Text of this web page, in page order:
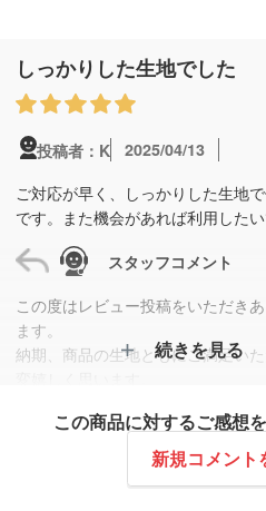
しっかりした生地でした
投稿者：K
2025/04/13
ご対応が早く、しっかりした生地
です。また機会があれば利用したい
スタッフコメント
この度はレビュー投稿をいただき
ます。
納期、商品の生地ともにご満足い
品になることを願っております。
今後もより良い商品をお届けでき
続きを見る
この商品に対するご感想
新規コメント